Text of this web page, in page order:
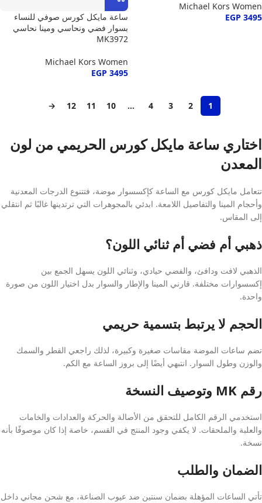
Michael Kors Women
EGP 3495
ساعة مايكل كورس صوفي للنساء
بسوار فضي ونحاسي ومينا نحاسي
MK3972
Michael Kors Women
EGP 3495
1
2
3
4
…
10
11
12
→
اختاري ساعة مايكل كورس الحريمي من لون
المعدن
تتعامل مايكل كورس مع الساعة كإكسسوار موضة، فتتنوع الدرجات المعدنية
وأحجام المينا والتفاصيل اللامعة. ابدئي بالمجوهرات التي ترتدينها غالبًا ثم انتقلي
إلى المقاس.
ذهبي أم فضي أم ثنائي اللون؟
الذهبي لافت ودافئ، والفضي حيادي، وثنائي اللون يسهل الجمع بين
إكسسوارات مختلفة. قارني المينا والإطار والسوار بدل اختيار اللون من صورة
واحدة.
الحجم لا يرتبط بتسمية حريمي
تضم ساعات الموضة مقاسات صغيرة وكبيرة، لذلك راجعي القطر والسمك
والوزن وطول السوار. انتبهي أيضًا إلى بروز الساعة مع الكم.
رقم MK وتوصيف النسخة
استخدمي الرقم الكامل للتحقق من الأصالة والحركة والعدادات والخامات
والعلبة والملحقات. لا يكفي وجود المنتج في القسم، خاصة إذا كان موصوفًا بأنه
نسخة.
الضمان والطلب
تأتي الساعات المؤهلة بضمان سنتين ضد عيوب الصناعة، مع شحن مجاني داخل